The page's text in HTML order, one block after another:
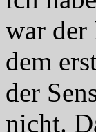
war der
dem
der
nicht.